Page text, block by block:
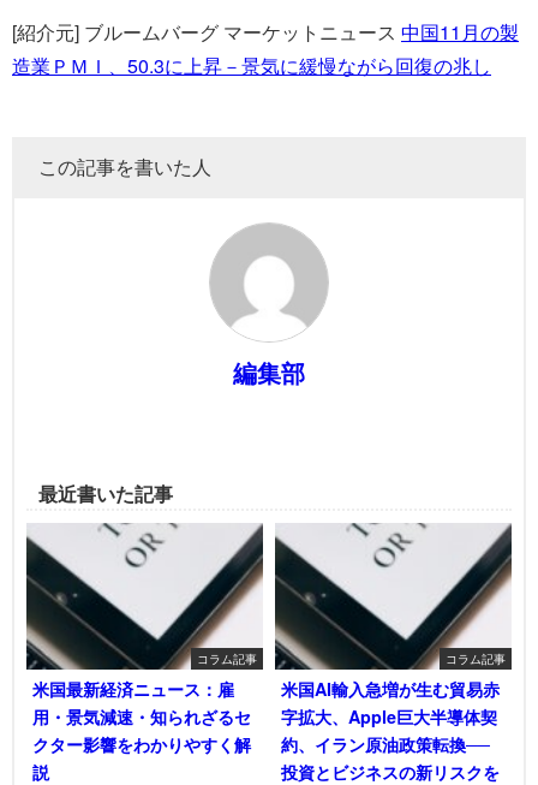
[紹介元] ブルームバーグ マーケットニュース 中国11月の製
造業ＰＭＩ、50.3に上昇－景気に緩慢ながら回復の兆し
この記事を書いた人
編集部
最近書いた記事
コラム記事
米国最新経済ニュース：雇
用・景気減速・知られざるセ
クター影響をわかりやすく解
説
コラム記事
米国AI輸入急増が生む貿易赤
字拡大、Apple巨大半導体契
約、イラン原油政策転換──
投資とビジネスの新リスクを